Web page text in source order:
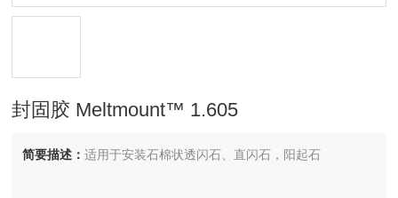
封固胶 Meltmount™ 1.605
简要描述：适用于安装石棉状透闪石、直闪石，阳起石